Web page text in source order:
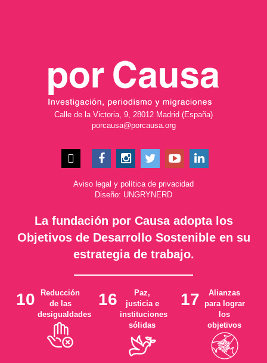
Calle de la Victoria, 9, 28012 Madrid (España)
porcausa@porcausa.org
Aviso legal y política de privacidad
Diseño: UNGRYNERD
La fundación por Causa adopta los
Objetivos de Desarrollo Sostenible en su
estrategia de trabajo.
10
Reducción
de las
desigualdades
16
Paz,
justicia e
instituciones
sólidas
17
Alianzas
para lograr
los
objetivos